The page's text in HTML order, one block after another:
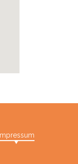
Impressum